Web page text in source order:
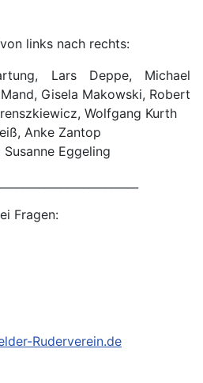
links nach rechts:
Lars Deppe, Michael
Gisela Makowski, Robert
Wolfgang Kurth
Anke Zantop
Eggeling
Fragen:
Ruderverein.de